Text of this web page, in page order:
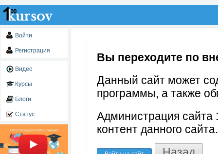
Войти
Регистрация
Видео
Курсы
Блоги
Статус
Вы переходите по
Данный сайт может
программы, а также
Администрация сайта
контент данного сайта.